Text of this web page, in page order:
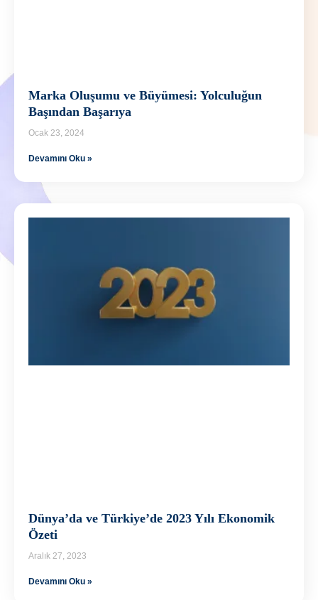
Marka Oluşumu ve Büyümesi: Yolculuğun
Başından Başarıya
Ocak 23, 2024
Devamını Oku »
Dünya’da ve Türkiye’de 2023 Yılı Ekonomik
Özeti
Aralık 27, 2023
Devamını Oku »